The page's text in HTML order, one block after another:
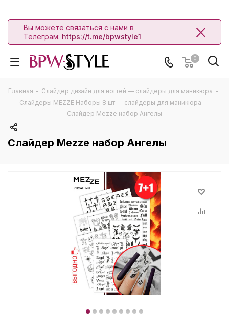
Вы можете связаться с нами в
Телеграм: https://t.me/bpwstyle1
0
Главная - Слайдер дизайн для ногтей — слайдеры для маникюра -
Слайдеры MEZZE Наборы 8 шт — слайдеры для маникюра -
Слайдер Mezze набор Ангелы
Слайдер Mezze набор Ангелы